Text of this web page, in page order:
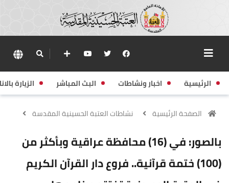
الرئيسية اخبار ونشاطات البث المباشر الزيارة
الصفحة الرئيسية نشاطات العتبة الحسينية المقدسة
بالصور: في (16) محافظة عراقية وبأكثر من
(100) ختمة قرآنية.. فروع دار القرآن الكريم